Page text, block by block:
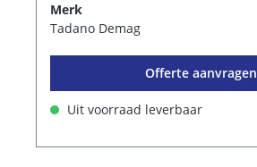
Merk
Tadano Demag
Offerte aanvragen
Uit voorraad leverbaar